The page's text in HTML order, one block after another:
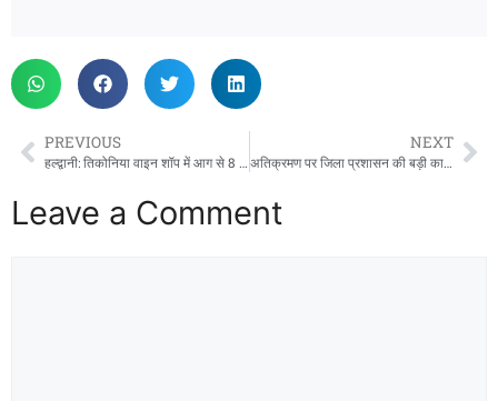
PREVIOUS
हल्द्वानी: तिकोनिया वाइन शॉप में आग से 8 करोड़ का नुकसान, दमकल ने बड़ी दुर्घटना टाली
NEXT
अतिक्रमण पर जिला प्रशासन की बड़ी कार्रवाई: सरकारी भूमि पर बनी अवैध मजार को किया ध्वस्त
Leave a Comment